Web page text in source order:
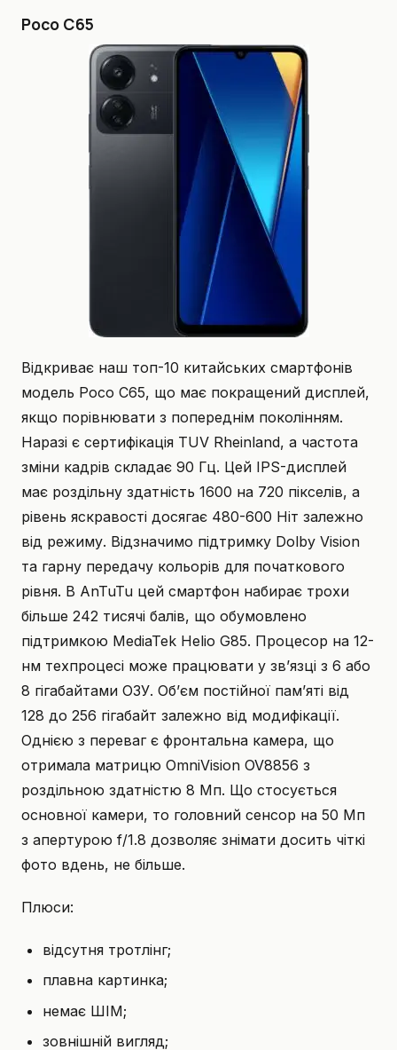
Poco C65
Відкриває наш топ-10 китайських смартфонів
модель Poco C65, що має покращений дисплей,
якщо порівнювати з попереднім поколінням.
Наразі є сертифікація TUV Rheinland, а частота
зміни кадрів складає 90 Гц. Цей IPS-дисплей
має роздільну здатність 1600 на 720 пікселів, а
рівень яскравості досягає 480-600 Ніт залежно
від режиму. Відзначимо підтримку Dolby Vision
та гарну передачу кольорів для початкового
рівня. В AnTuTu цей смартфон набирає трохи
більше 242 тисячі балів, що обумовлено
підтримкою MediaTek Helio G85. Процесор на 12-
нм техпроцесі може працювати у зв’язці з 6 або
8 гігабайтами ОЗУ. Об’єм постійної пам’яті від
128 до 256 гігабайт залежно від модифікації.
Однією з переваг є фронтальна камера, що
отримала матрицю OmniVision OV8856 з
роздільною здатністю 8 Мп. Що стосується
основної камери, то головний сенсор на 50 Мп
з апертурою f/1.8 дозволяє знімати досить чіткі
фото вдень, не більше.
Плюси:
відсутня тротлінг;
плавна картинка;
немає ШІМ;
зовнішній вигляд;